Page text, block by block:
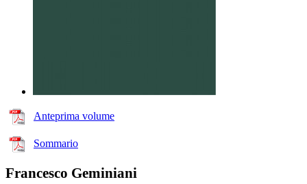
Anteprima volume
Sommario
Francesco Geminiani